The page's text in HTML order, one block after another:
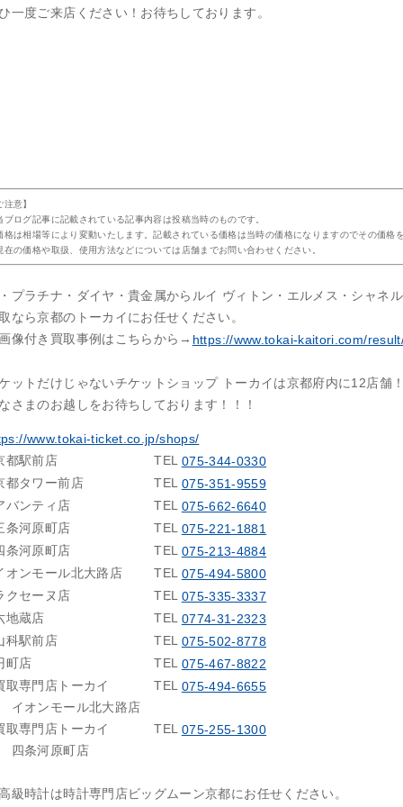
一度ご来店ください！お待ちしております。
注意】
ログ記事に記載されている記事内容は投稿当時のものです。
は相場等により変動いたします。記載されている価格は当時の価格になりますのでその価格
の価格や取扱、使用方法などについては店舗までお問い合わせください。
プラチナ・ダイヤ・貴金属からルイ ヴィトン・エルメス・シャネ
なら京都のトーカイにお任せください。
像付き買取事例はこちらから→ https://www.tokai-kaitori.com/
ットだけじゃないチケットショップ トーカイは京都府内に12店舗
さまのお越しをお待ちしております！！！
www.tokai-ticket.co.jp/shops/
都駅前店
TEL 075-344-0330
都タワー前店
TEL 075-351-9559
バンティ店
TEL 075-662-6640
条河原町店
TEL 075-221-1881
条河原町店
TEL 075-213-4884
オンモール北大路店
TEL 075-494-5800
クセーヌ店
TEL 075-335-3337
地蔵店
TEL 0774-31-2323
科駅前店
TEL 075-502-8778
町店
TEL 075-467-8822
取専門店トーカイ
オンモール北大路店
TEL 075-494-6655
取専門店トーカイ
条河原町店
TEL 075-255-1300
級時計は時計専門店ビッグムーン京都にお任せください。